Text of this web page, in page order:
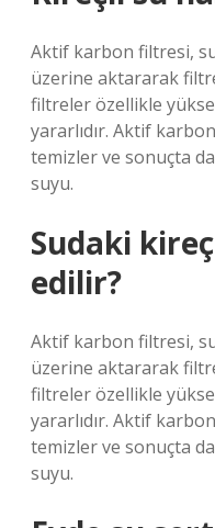
Aktif karbon filtresi,
üzerine aktararak
filtreler özellikle
yararlıdır. Aktif
temizler ve sonuçta
suyu.
Sudaki
edilir?
Aktif karbon filtresi,
üzerine aktararak
filtreler özellikle
yararlıdır. Aktif
temizler ve sonuçta
suyu.